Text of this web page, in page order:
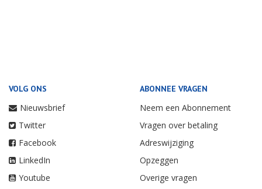
VOLG ONS
Nieuwsbrief
Twitter
Facebook
LinkedIn
Youtube
ABONNEE VRAGEN
Neem een Abonnement
Vragen over betaling
Adreswijziging
Opzeggen
Overige vragen